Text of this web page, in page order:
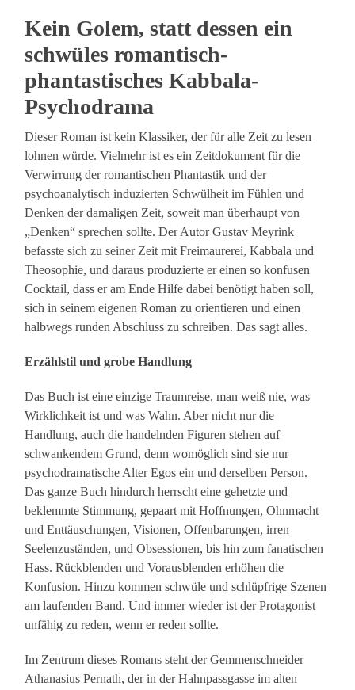
Kein Golem, statt dessen ein
schwüles romantisch-
phantastisches Kabbala-
Psychodrama
Dieser Roman ist kein Klassiker, der für alle Zeit zu lesen
lohnen würde. Vielmehr ist es ein Zeitdokument für die
Verwirrung der romantischen Phantastik und der
psychoanalytisch induzierten Schwülheit im Fühlen und
Denken der damaligen Zeit, soweit man überhaupt von
„Denken“ sprechen sollte. Der Autor Gustav Meyrink
befasste sich zu seiner Zeit mit Freimaurerei, Kabbala und
Theosophie, und daraus produzierte er einen so konfusen
Cocktail, dass er am Ende Hilfe dabei benötigt haben soll,
sich in seinem eigenen Roman zu orientieren und einen
halbwegs runden Abschluss zu schreiben. Das sagt alles.
Erzählstil und grobe Handlung
Das Buch ist eine einzige Traumreise, man weiß nie, was
Wirklichkeit ist und was Wahn. Aber nicht nur die
Handlung, auch die handelnden Figuren stehen auf
schwankendem Grund, denn womöglich sind sie nur
psychodramatische Alter Egos ein und derselben Person.
Das ganze Buch hindurch herrscht eine gehetzte und
beklemmte Stimmung, gepaart mit Hoffnungen, Ohnmacht
und Enttäuschungen, Visionen, Offenbarungen, irren
Seelenzuständen, und Obsessionen, bis hin zum fanatischen
Hass. Rückblenden und Vorausblenden erhöhen die
Konfusion. Hinzu kommen schwüle und schlüpfrige Szenen
am laufenden Band. Und immer wieder ist der Protagonist
unfähig zu reden, wenn er reden sollte.
Im Zentrum dieses Romans steht der Gemmenschneider
Athanasius Pernath, der in der Hahnpassgasse im alten